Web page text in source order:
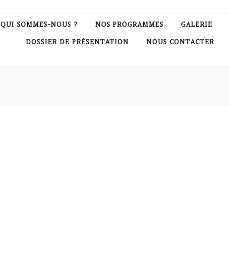
QUI SOMMES-NOUS ? NOS PROGRAMMES GALERIE
DOSSIER DE PRÉSENTATION NOUS CONTACTER